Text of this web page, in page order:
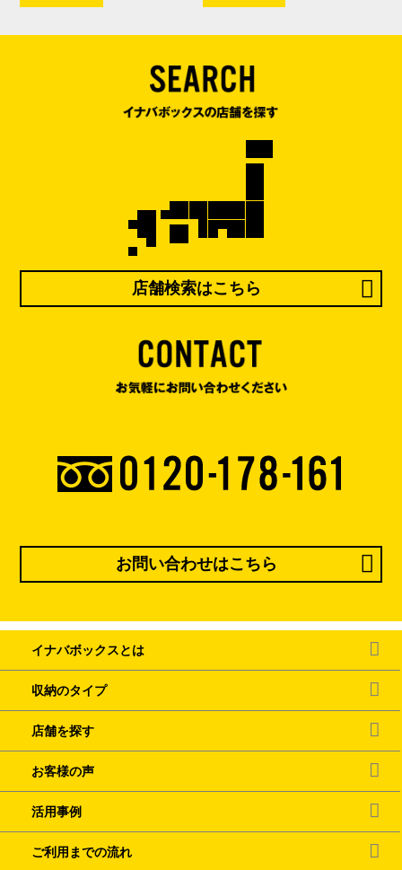
店舗検索はこちら
お問い合わせはこちら
イナバボックスとは
収納のタイプ
店舗を探す
お客様の声
活用事例
ご利用までの流れ